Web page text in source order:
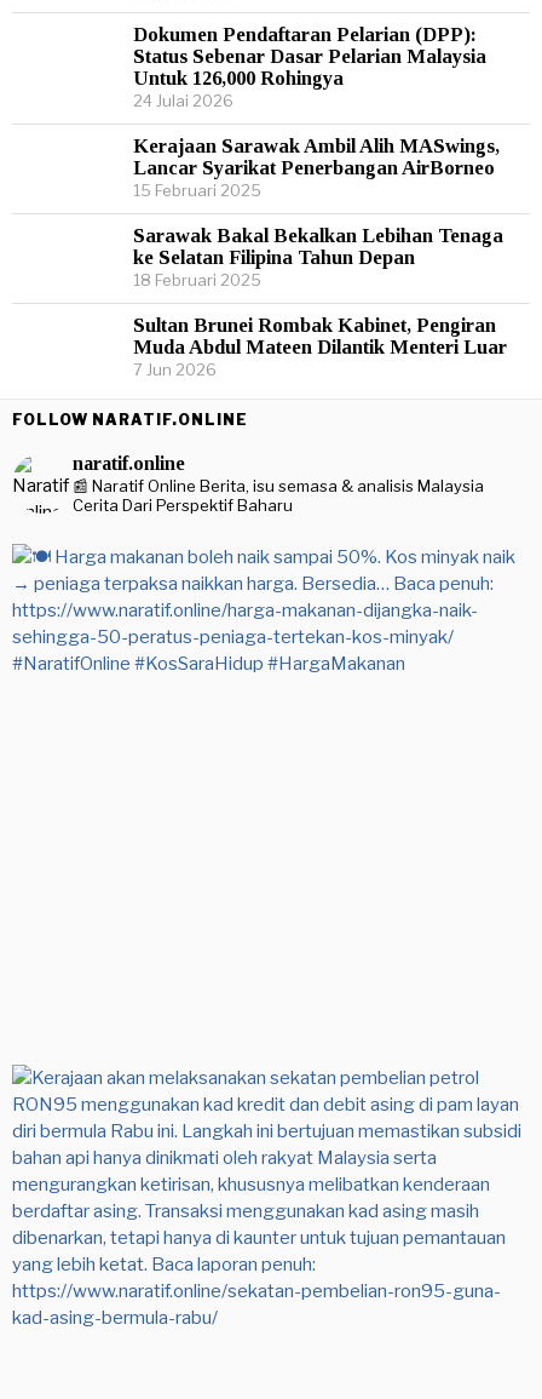
Dokumen Pendaftaran Pelarian (DPP):
Status Sebenar Dasar Pelarian Malaysia
Untuk 126,000 Rohingya
24 Julai 2026
Kerajaan Sarawak Ambil Alih MASwings,
Lancar Syarikat Penerbangan AirBorneo
15 Februari 2025
Sarawak Bakal Bekalkan Lebihan Tenaga
ke Selatan Filipina Tahun Depan
18 Februari 2025
Sultan Brunei Rombak Kabinet, Pengiran
Muda Abdul Mateen Dilantik Menteri Luar
7 Jun 2026
FOLLOW NARATIF.ONLINE
naratif.online
📰 Naratif Online Berita, isu semasa & analisis Malaysia
Cerita Dari Perspektif Baharu